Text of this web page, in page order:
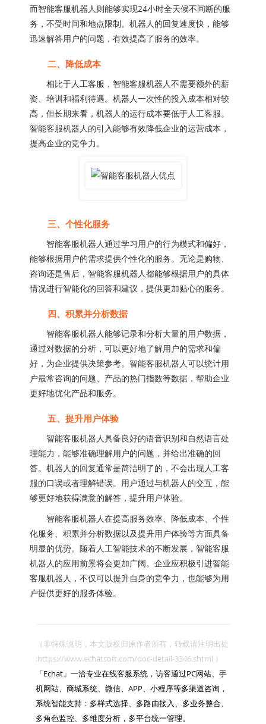
而智能客服机器人则能够实现24小时全天候不间断的服
务，不受时间和地点限制。机器人的回复速度快，能够
迅速解答用户的问题，有效提高了服务的效率。
二、降低成本
相比于人工客服，智能客服机器人不需要额外的薪
资、培训和福利待遇。机器人一次性的投入成本相对较
高，但长期来看，机器人的运行成本要低于人工客服。
智能客服机器人的引入能够有效降低企业的运营成本，
提高企业的竞争力。
三、个性化服务
智能客服机器人通过学习用户的行为模式和偏好，
能够根据用户的需求提供个性化的服务。无论是购物、
咨询还是售后，智能客服机器人都能够根据用户的具体
情况进行智能化的回答和建议，提供更加贴心的服务。
四、积累并分析数据
智能客服机器人能够记录和分析大量的用户数据，
通过对数据的分析，可以更好地了解用户的需求和偏
好，为企业提供决策参考。智能客服机器人可以统计用
户最常咨询的问题、产品的热门指数等数据，帮助企业
更好地优化产品和服务。
五、提升用户体验
智能客服机器人具备良好的语音识别和自然语言处
理能力，能够准确理解用户的问题，并给出准确的回
答。机器人的回复通常是简洁明了的，不会出现人工客
服的口误或者理解错误。用户通过与机器人的交互，能
够更好地获得满意的解答，提升用户体验。
智能客服机器人在提高服务效率、降低成本、个性
化服务、积累并分析数据以及提升用户体验等方面具备
明显的优势。随着人工智能技术的不断发展，智能客服
机器人的应用前景将会更加广阔。企业应积极引进智能
客服机器人，不仅可以提升自身的竞争力，也能够为用
户提供更好的服务体验。
（非特殊说明，本文版权归原作者所有，转载请注明出处
:https://www.echatsoft.com/doc-detail-3346.shtml ）
「Echat」一洽专业在线客服系统，访客通过PC网站、手
机网站、商城系统、微信、APP、小程序等多渠道咨询，
系统智能支持：多样式选择、多路由接入、多业务整合、
多角色监控、多维度分析，多平台统一管理。